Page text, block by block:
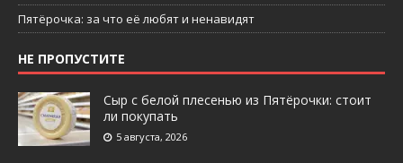
Пятёрочка: за что её любят и ненавидят
НЕ ПРОПУСТИТЕ
Сыр с белой плесенью из Пятёрочки: стоит
ли покупать
5 августа, 2026